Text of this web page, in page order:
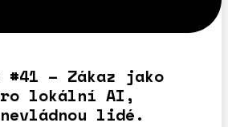
#41 – Zákaz jako
lokální AI,
lidé.